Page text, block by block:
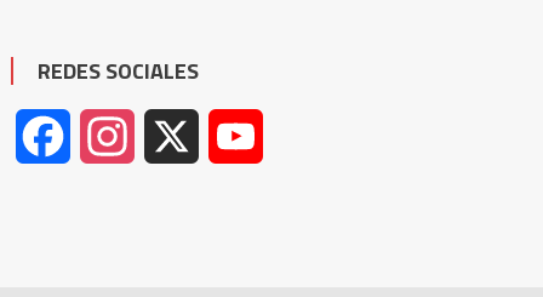
REDES SOCIALES
Facebook Instagram